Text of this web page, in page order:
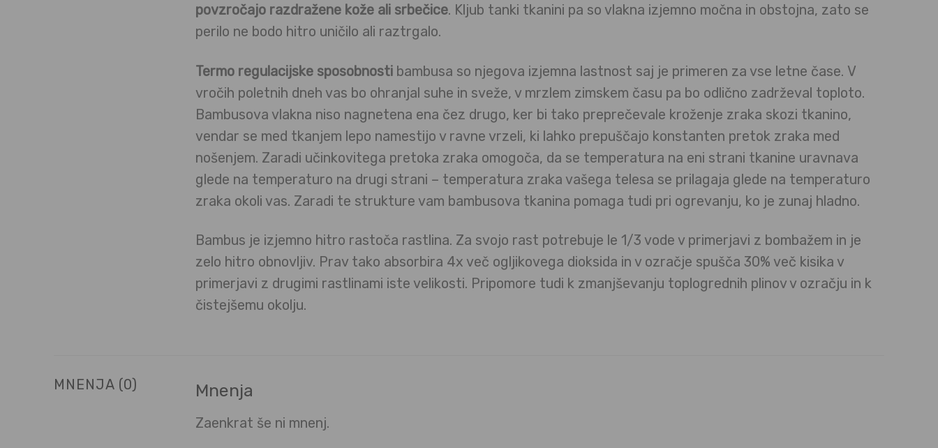
povzročajo razdražene kože ali srbečice. Kljub tanki tkanini pa so vlakna izjemno močna in obstojna, zato se
perilo ne bodo hitro uničilo ali raztrgalo.
Termo regulacijske sposobnosti bambusa so njegova izjemna lastnost saj je primeren za vse letne čase. V
vročih poletnih dneh vas bo ohranjal suhe in sveže, v mrzlem zimskem času pa bo odlično zadrževal toploto.
Bambusova vlakna niso nagnetena ena čez drugo, ker bi tako preprečevale kroženje zraka skozi tkanino,
vendar se med tkanjem lepo namestijo v ravne vrzeli, ki lahko prepuščajo konstanten pretok zraka med
nošenjem. Zaradi učinkovitega pretoka zraka omogoča, da se temperatura na eni strani tkanine uravnava
glede na temperaturo na drugi strani – temperatura zraka vašega telesa se prilagaja glede na temperaturo
zraka okoli vas. Zaradi te strukture vam bambusova tkanina pomaga tudi pri ogrevanju, ko je zunaj hladno.
Bambus je izjemno hitro rastoča rastlina. Za svojo rast potrebuje le 1/3 vode v primerjavi z bombažem in je
zelo hitro obnovljiv. Prav tako absorbira 4x več ogljikovega dioksida in v ozračje spušča 30% več kisika v
primerjavi z drugimi rastlinami iste velikosti. Pripomore tudi k zmanjševanju toplogrednih plinov v ozračju in k
čistejšemu okolju.
MNENJA (0) Mnenja
Zaenkrat še ni mnenj.